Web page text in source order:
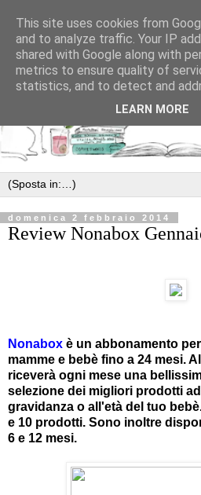
domenica 2 febbraio 2014
Review Nonabox
Nonabox è un abbonamento
mamme e bebè fino a 24 mesi.
riceverà ogni mese una
selezione dei migliori prodotti
gravidanza o all'età del tuo
e 10 prodotti. Sono inoltre
6 e 12 mesi.
This site uses cookies from
and to analyze traffic. Your IP
shared with Google along with
metrics to ensure quality of
statistics, and to detect and
LEARN MORE